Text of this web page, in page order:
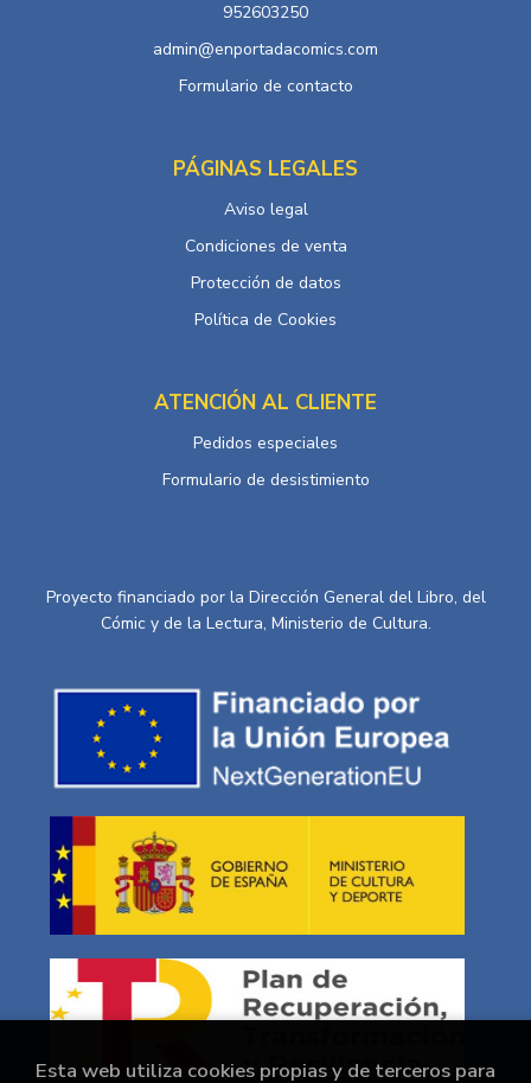
952603250
admin@enportadacomics.com
Formulario de contacto
PÁGINAS LEGALES
Aviso legal
Condiciones de venta
Protección de datos
Política de Cookies
ATENCIÓN AL CLIENTE
Pedidos especiales
Formulario de desistimiento
Proyecto financiado por la Dirección General del Libro, del
Cómic y de la Lectura, Ministerio de Cultura.
Esta web utiliza cookies propias y de terceros para